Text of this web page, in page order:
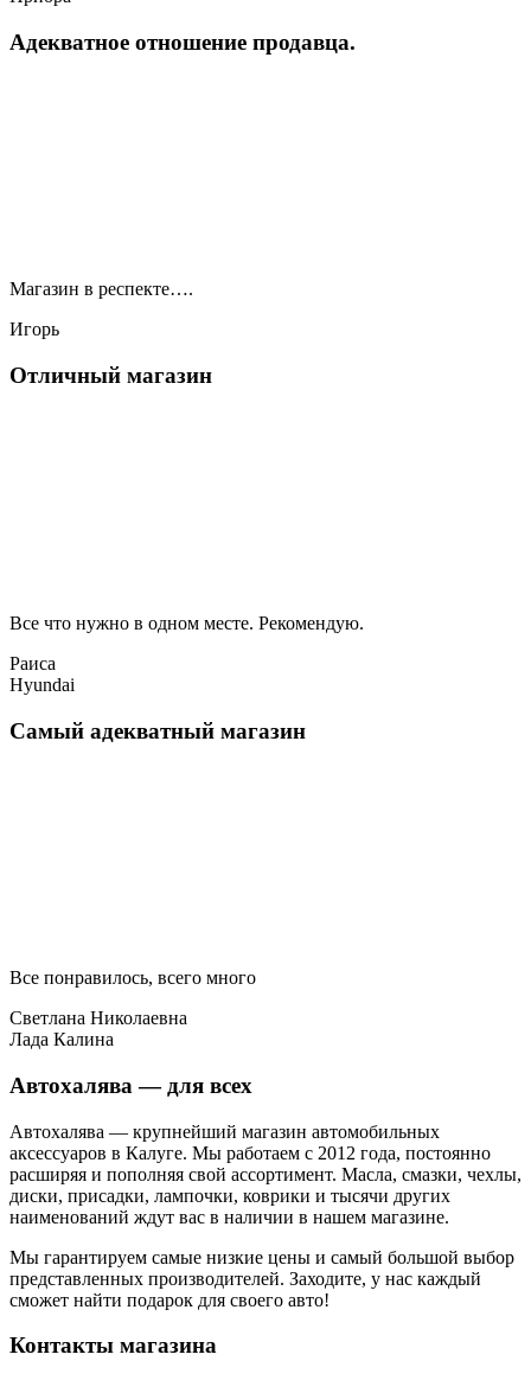
Адекватное отношение продавца.
Магазин в респекте….
Игорь
Отличный магазин
Все что нужно в одном месте. Рекомендую.
Раиса
Hyundai
Самый адекватный магазин
Все понравилось, всего много
Светлана Николаевна
Лада Калина
Автохалява — для всех
Автохалява — крупнейший магазин автомобильных
аксессуаров в Калуге. Мы работаем с 2012 года, постоянно
расширяя и пополняя свой ассортимент. Масла, смазки, чехлы,
диски, присадки, лампочки, коврики и тысячи других
наименований ждут вас в наличии в нашем магазине.
Мы гарантируем самые низкие цены и самый большой выбор
представленных производителей. Заходите, у нас каждый
сможет найти подарок для своего авто!
Контакты магазина